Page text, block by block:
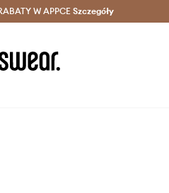
Dostawa nawet w 24h >
W APPCE Szczegóły